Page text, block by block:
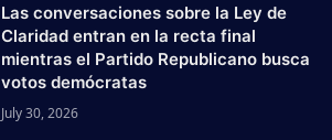
Las conversaciones sobre la Ley de
Claridad entran en la recta final
mientras el Partido Republicano busca
votos demócratas
July 30, 2026